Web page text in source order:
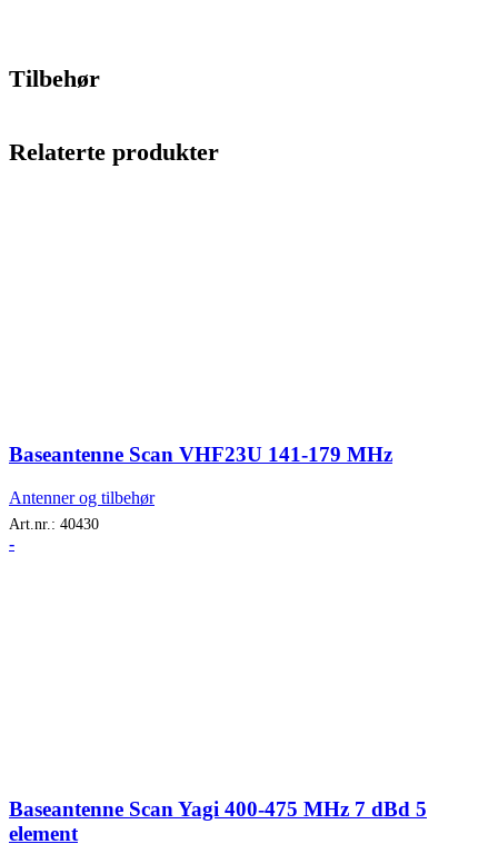
Tilbehør
Relaterte produkter
Baseantenne Scan VHF23U 141-179 MHz
Antenner og tilbehør
Art.nr.: 40430
-
Baseantenne Scan Yagi 400-475 MHz 7 dBd 5
element